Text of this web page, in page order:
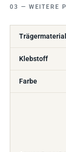
WEITERE
Trägermaterial
Klebstoff
Farbe